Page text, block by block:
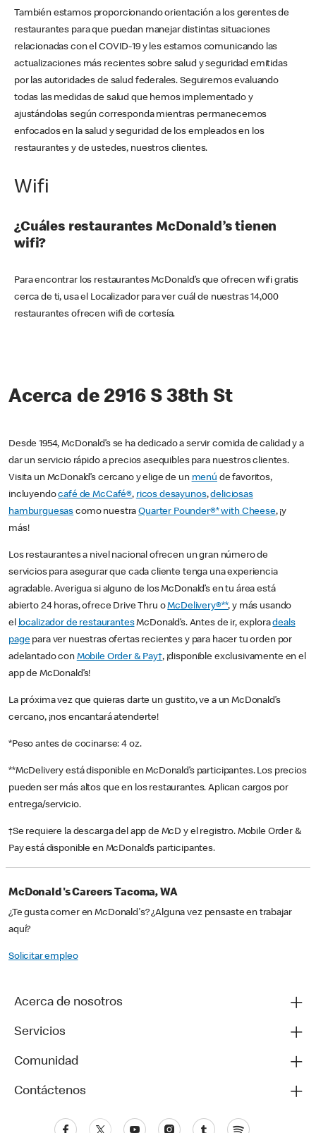
También estamos proporcionando orientación a los gerentes de
restaurantes para que puedan manejar distintas situaciones
relacionadas con el COVID-19 y les estamos comunicando las
actualizaciones más recientes sobre salud y seguridad emitidas
por las autoridades de salud federales. Seguiremos evaluando
todas las medidas de salud que hemos implementado y
ajustándolas según corresponda mientras permanecemos
enfocados en la salud y seguridad de los empleados en los
restaurantes y de ustedes, nuestros clientes.
Wifi
¿Cuáles restaurantes McDonald’s tienen
wifi?
Para encontrar los restaurantes McDonald’s que ofrecen wifi gratis
cerca de ti, usa el Localizador para ver cuál de nuestras 14,000
restaurantes ofrecen wifi de cortesía.
Acerca de 2916 S 38th St
Desde 1954, McDonald’s se ha dedicado a servir comida de calidad y a
dar un servicio rápido a precios asequibles para nuestros clientes.
Visita un McDonald’s cercano y elige de un menú de favoritos,
incluyendocafé de McCafé®, ricos desayunos,deliciosas
hamburguesas como nuestraQuarter Pounder®* with Cheese, ¡y
más!
Los restaurantes a nivel nacional ofrecen un gran número de
servicios para asegurar que cada cliente tenga una experiencia
agradable. Averigua si alguno de los McDonald’s en tu área está
abierto 24 horas, ofrece Drive Thru oMcDelivery®**, y más usando
el localizador de restaurantesMcDonald’s. Antes de ir, exploradeals
pagepara ver nuestras ofertas recientes y para hacer tu orden por
adelantado con Mobile Order & Pay†, ¡disponible exclusivamente en el
app de McDonald’s!
La próxima vez que quieras darte un gustito, ve a un McDonald’s
cercano, ¡nos encantará atenderte!
*Peso antes de cocinarse: 4 oz.
**McDelivery está disponible en McDonald’s participantes. Los precios
pueden ser más altos que en los restaurantes. Aplican cargos por
entrega/servicio.
†Se requiere la descarga del app de McD y el registro. Mobile Order &
Pay está disponible en McDonald’s participantes.
McDonald's Careers Tacoma, WA
¿Te gusta comer en McDonald's? ¿Alguna vez pensaste en trabajar
aquí?
Solicitar empleo
Acerca de nosotros
Servicios
Comunidad
Contáctenos